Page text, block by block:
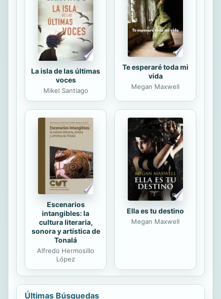
Chavarro, María Camila Medina
García y María Alejandra Osorio Alvis
ha podido asumir ese reto con el
apoyo incondicional...
La isla de las últimas
voces
Mikel Santiago
Te esperaré toda mi
vida
Megan Maxwell
Escenarios
intangibles: la
cultura literaria,
sonora y artística de
Tonalá
Alfredo Hermosillo
López
Ella es tu destino
Megan Maxwell
Últimas Búsquedas